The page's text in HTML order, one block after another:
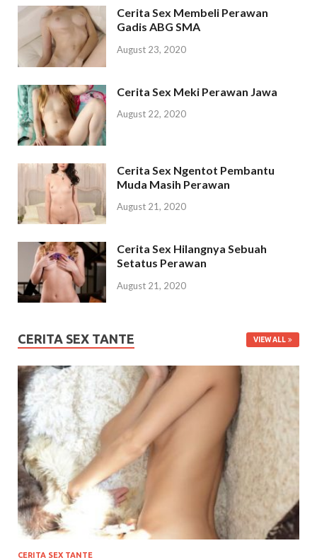
Cerita Sex Membeli Perawan
Gadis ABG SMA
August 23, 2020
Cerita Sex Meki Perawan Jawa
August 22, 2020
Cerita Sex Ngentot Pembantu
Muda Masih Perawan
August 21, 2020
Cerita Sex Hilangnya Sebuah
Setatus Perawan
August 21, 2020
CERITA SEX TANTE VIEW ALL
CERITA SEX TANTE